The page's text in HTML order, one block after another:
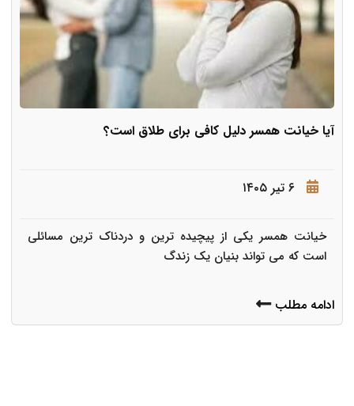
آیا خیانت همسر دلیل کافی برای طلاق است؟
۶ تیر ۱۴۰۵
خیانت همسر یکی از پیچیده ترین و دردناک ترین مسائلی
است که می تواند بنیان یک زندگ
ادامه مطلب